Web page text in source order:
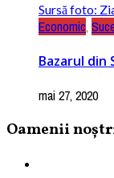
Sursă foto:
Economic,
Bazarul din
mai 27, 2020
Oamenii